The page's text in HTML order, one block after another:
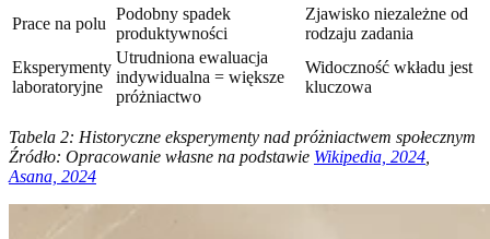
Prace na polu
Podobny spadek
produktywności
Zjawisko niezależne od
rodzaju zadania
Eksperymenty
laboratoryjne
Utrudniona ewaluacja
indywidualna = większe
próżniactwo
Widoczność wkładu jest
kluczowa
Tabela 2: Historyczne eksperymenty nad próżniactwem społecznym
Źródło: Opracowanie własne na podstawie Wikipedia, 2024
Asana, 2024